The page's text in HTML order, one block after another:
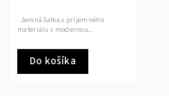
Do košíka
Jemná šatka s príjemného
materiálu s modernou...